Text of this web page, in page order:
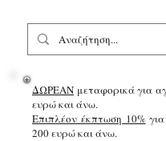
ΔΩΡΕΑΝ μεταφορικά για
ευρώ και άνω.
Επιπλέον έκπτωση 10%
200 ευρώ και άνω.